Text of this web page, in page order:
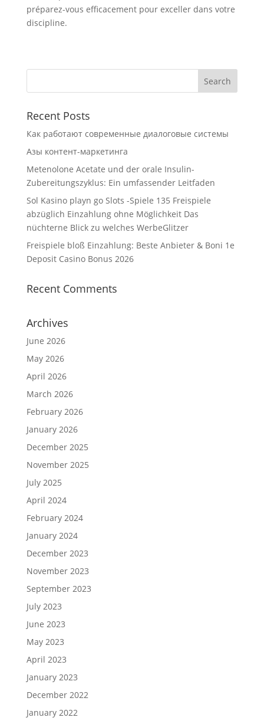
préparez-vous efficacement pour exceller dans votre
discipline.
Recent Posts
Как работают современные диалоговые системы
Азы контент-маркетинга
Metenolone Acetate und der orale Insulin-
Zubereitungszyklus: Ein umfassender Leitfaden
Sol Kasino playn go Slots -Spiele 135 Freispiele
abzüglich Einzahlung ohne Möglichkeit Das
nüchterne Blick zu welches WerbeGlitzer
Freispiele bloß Einzahlung: Beste Anbieter & Boni 1e
Deposit Casino Bonus 2026
Recent Comments
Archives
June 2026
May 2026
April 2026
March 2026
February 2026
January 2026
December 2025
November 2025
July 2025
April 2024
February 2024
January 2024
December 2023
November 2023
September 2023
July 2023
June 2023
May 2023
April 2023
January 2023
December 2022
January 2022